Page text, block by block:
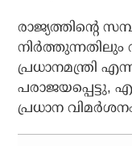
രാജ്യത്തിന്റെ
നിര്‍ത്തുന്നതിലും
പ്രധാനമന്ത്രി
പരാജയപ്പെട്ടു,
പ്രധാന